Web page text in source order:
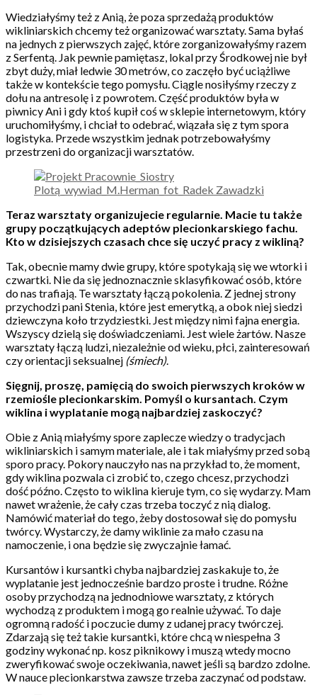
Wiedziałyśmy też z Anią, że poza sprzedażą produktów
wikliniarskich chcemy też organizować warsztaty. Sama byłaś
na jednych z pierwszych zajęć, które zorganizowałyśmy razem
z Serfentą. Jak pewnie pamiętasz, lokal przy Środkowej nie był
zbyt duży, miał ledwie 30 metrów, co zaczęło być uciążliwe
także w kontekście tego pomysłu. Ciągle nosiłyśmy rzeczy z
dołu na antresolę i z powrotem. Część produktów była w
piwnicy Ani i gdy ktoś kupił coś w sklepie internetowym, który
uruchomiłyśmy, i chciał to odebrać, wiązała się z tym spora
logistyka. Przede wszystkim jednak potrzebowałyśmy
przestrzeni do organizacji warsztatów.
Teraz warsztaty organizujecie regularnie. Macie tu także
grupy początkujących adeptów plecionkarskiego fachu.
Kto w dzisiejszych czasach chce się uczyć pracy z wikliną?
Tak, obecnie mamy dwie grupy, które spotykają się we wtorki i
czwartki. Nie da się jednoznacznie sklasyfikować osób, które
do nas trafiają. Te warsztaty łączą pokolenia. Z jednej strony
przychodzi pani Stenia, które jest emerytką, a obok niej siedzi
dziewczyna koło trzydziestki. Jest między nimi fajna energia.
Wszyscy dzielą się doświadczeniami. Jest wiele żartów. Nasze
warsztaty łączą ludzi, niezależnie od wieku, płci, zainteresowań
czy orientacji seksualnej (śmiech).
Sięgnij, proszę, pamięcią do swoich pierwszych kroków w
rzemiośle plecionkarskim. Pomyśl o kursantach. Czym
wiklina i wyplatanie mogą najbardziej zaskoczyć?
Obie z Anią miałyśmy spore zaplecze wiedzy o tradycjach
wikliniarskich i samym materiale, ale i tak miałyśmy przed sobą
sporo pracy. Pokory nauczyło nas na przykład to, że moment,
gdy wiklina pozwala ci zrobić to, czego chcesz, przychodzi
dość późno. Często to wiklina kieruje tym, co się wydarzy. Mam
nawet wrażenie, że cały czas trzeba toczyć z nią dialog.
Namówić materiał do tego, żeby dostosował się do pomysłu
twórcy. Wystarczy, że damy wiklinie za mało czasu na
namoczenie, i ona będzie się zwyczajnie łamać.
Kursantów i kursantki chyba najbardziej zaskakuje to, że
wyplatanie jest jednocześnie bardzo proste i trudne. Różne
osoby przychodzą na jednodniowe warsztaty, z których
wychodzą z produktem i mogą go realnie używać. To daje
ogromną radość i poczucie dumy z udanej pracy twórczej.
Zdarzają się też takie kursantki, które chcą w niespełna 3
godziny wykonać np. kosz piknikowy i muszą wtedy mocno
zweryfikować swoje oczekiwania, nawet jeśli są bardzo zdolne.
W nauce plecionkarstwa zawsze trzeba zaczynać od podstaw.